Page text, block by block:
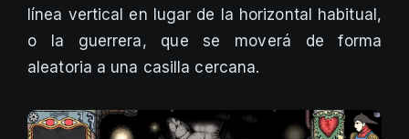
línea vertical en lugar de la horizontal habitual,
o la guerrera, que se moverá de forma
aleatoria a una casilla cercana.